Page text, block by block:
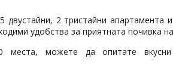
двустайни, 2 тристайни апартамента
удобства за приятната почивка
места, можете да опитате